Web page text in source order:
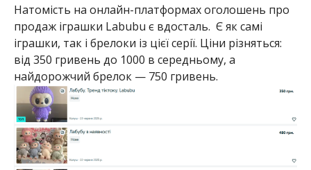
Натомість на онлайн-платформах оголошень про
продаж іграшки Labubu є вдосталь. Є як самі
іграшки, так і брелоки із цієї серії. Ціни різняться:
від 350 гривень до 1000 в середньому, а
найдорожчий брелок — 750 гривень.